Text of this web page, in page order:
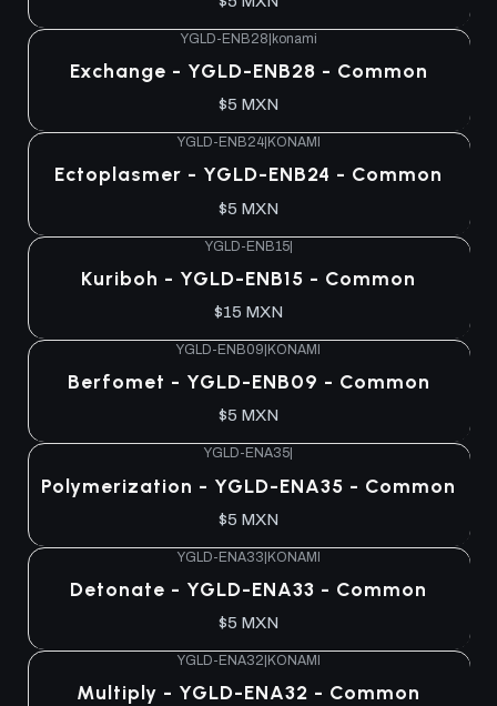
YGLD-ENB28|konami
Exchange - YGLD-ENB28 - Common
$5 MXN
YGLD-ENB24| KONAMI
Ectoplasmer - YGLD-ENB24 - Common
$5 MXN
YGLD-ENB15|
Kuriboh - YGLD-ENB15 - Common
$15 MXN
YGLD-ENB09 KONAMI
Berfomet - YGLD-ENB09 - Common
$5 MXN
YGLD-ENA35
Polymerization - YGLD-ENA35 - Common
$5 MXN
YGLD-ENA33|KONAMI
Detonate - YGLD-ENA33 - Common
$5 MXN
YGLD-ENA32 KONAMI
Multiply - YGLD-ENA32 - Common